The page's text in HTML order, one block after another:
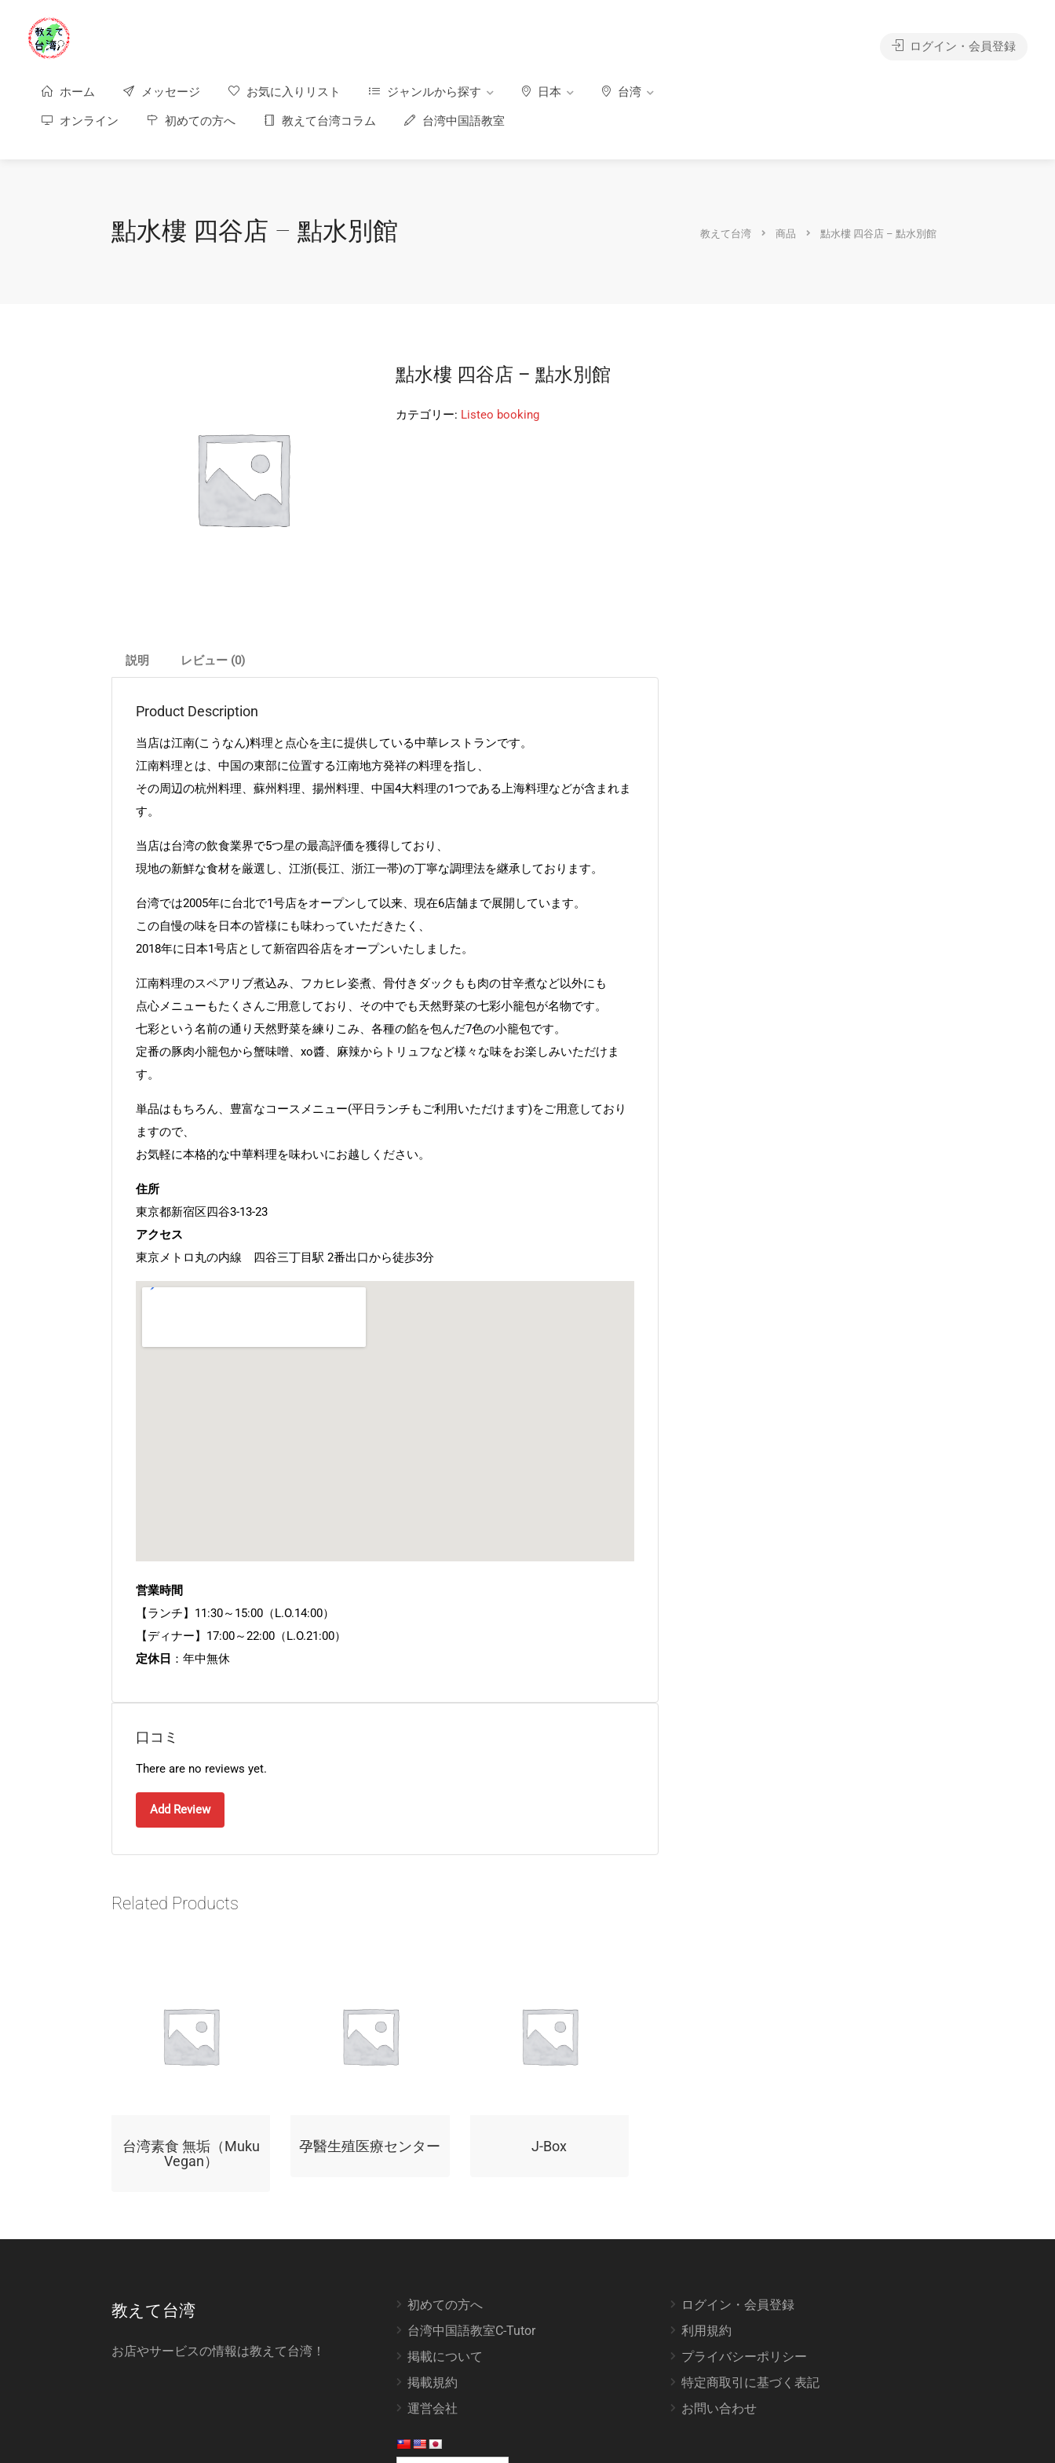
ホーム メッセージ お気に入りリスト ジャンルから探す 日本 台湾
オンライン 初めての方へ 教えて台湾コラム 台湾中国語教室
ログイン・会員登録
點水樓 四谷店 – 點水別館 教えて台湾 商品 點水樓 四谷店 – 點水別館
點水樓 四谷店 – 點水別館
カテゴリー: Listeo booking
説明 レビュー (0)
Product Description
当店は江南(こうなん)料理と点心を主に提供している中華レストランです。
江南料理とは、中国の東部に位置する江南地方発祥の料理を指し、
その周辺の杭州料理、蘇州料理、揚州料理、中国4大料理の1つである上海料理などが含まれま
す。
当店は台湾の飲食業界で5つ星の最高評価を獲得しており、
現地の新鮮な食材を厳選し、江浙(長江、浙江一帯)の丁寧な調理法を継承しております。
台湾では2005年に台北で1号店をオープンして以来、現在6店舗まで展開しています。
この自慢の味を日本の皆様にも味わっていただきたく、
2018年に日本1号店として新宿四谷店をオープンいたしました。
江南料理のスペアリブ煮込み、フカヒレ姿煮、骨付きダックもも肉の甘辛煮など以外にも
点心メニューもたくさんご用意しており、その中でも天然野菜の七彩小籠包が名物です。
七彩という名前の通り天然野菜を練りこみ、各種の餡を包んだ7色の小籠包です。
定番の豚肉小籠包から蟹味噌、xo醬、麻辣からトリュフなど様々な味をお楽しみいただけま
す。
単品はもちろん、豊富なコースメニュー(平日ランチもご利用いただけます)をご用意しており
ますので、
お気軽に本格的な中華料理を味わいにお越しください。
住所
東京都新宿区四谷3-13-23
アクセス
東京メトロ丸の内線 四谷三丁目駅 2番出口から徒歩3分
営業時間
【ランチ】11:30～15:00（L.O.14:00）
【ディナー】17:00～22:00（L.O.21:00）
定休日 ：年中無休
口コミ
There are no reviews yet.
Add Review
Related Products
台湾素食 無垢（Muku
Vegan）
孕醫生殖医療センター J-Box
教えて台湾
お店やサービスの情報は教えて台湾！
初めての方へ
台湾中国語教室C-Tutor
掲載について
掲載規約
運営会社
ログイン・会員登録
利用規約
プライバシーポリシー
特定商取引に基づく表記
お問い合わせ